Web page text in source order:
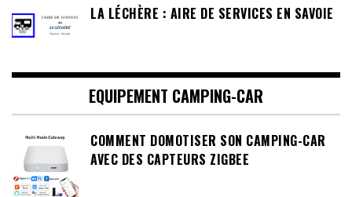
LA LÉCHÈRE : AIRE DE SERVICES EN SAVOIE
EQUIPEMENT CAMPING-CAR
COMMENT DOMOTISER SON CAMPING-CAR
AVEC DES CAPTEURS ZIGBEE